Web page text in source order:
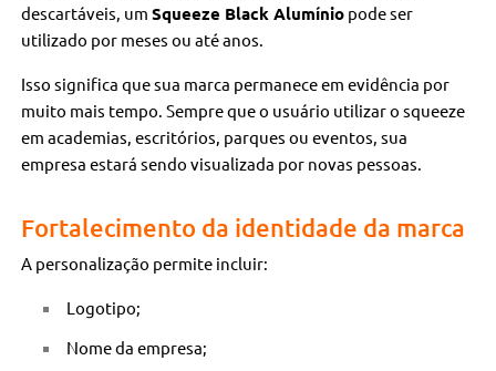
descartáveis, umSqueeze Black Alumínio pode ser
utilizado por meses ou até anos.
Isso significa que sua marca permanece em evidência por
muito mais tempo. Sempre que o usuário utilizar o squeeze
em academias, escritórios, parques ou eventos, sua
empresa estará sendo visualizada por novas pessoas.
Fortalecimento da identidade da marca
A personalização permite incluir:
Logotipo;
Nome da empresa;